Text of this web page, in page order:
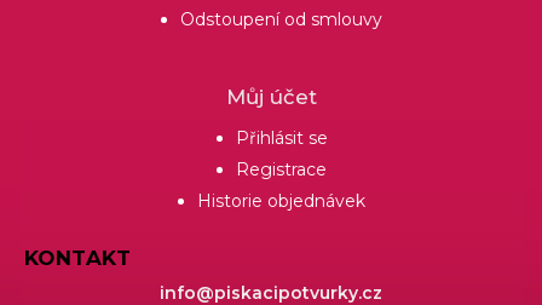
Odstoupení od smlouvy
Můj účet
Přihlásit se
Registrace
Historie objednávek
KONTAKT
info@piskacipotvurky.cz